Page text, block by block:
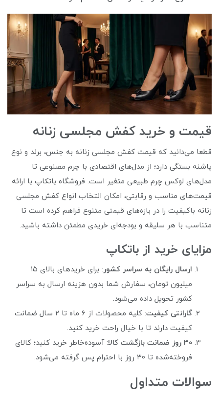
قیمت و خرید کفش مجلسی زنانه
قطعا می‌دانید که قیمت کفش مجلسی زنانه به جنس، برند و نوع
پاشنه بستگی دارد؛ از مدل‌های اقتصادی با چرم مصنوعی تا
مدل‌های لوکس چرم طبیعی متغیر است. فروشگاه باتکاپ با ارائه
قیمت‌های مناسب و رقابتی، امکان انتخاب انواع کفش مجلسی
زنانه باکیفیت را در بازه‌های قیمتی متنوع فراهم کرده است تا
متناسب با هر سلیقه و بودجه‌ای خریدی مطمئن داشته باشید.
مزایای خرید از باتکاپ
ارسال رایگان به سراسر کشور
: برای خریدهای بالای ۱۵
میلیون تومان، سفارش شما بدون هزینه ارسال به سراسر
کشور تحویل داده می‌شود.
گارانتی کیفیت
: کلیه محصولات از ۶ ماه تا ۲ سال ضمانت
کیفیت دارند تا با خیال راحت خرید کنید.
۳۰ روز ضمانت بازگشت کال
: آسوده‌خاطر خرید کنید؛ کالای
فروخته‌شده تا ۳۰ روز با احترام پس گرفته می‌شود.
سوالات متداول